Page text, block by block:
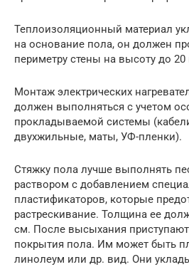
Теплоизоляционный материал
на основание пола, он должен
периметру стены на высоту до
Монтаж электрических
должен выполняться с учетом
прокладываемой системы
двухжильные, маты, УФ-пленки).
Стяжку пола лучше выполнять
раствором с добавлением
пластификаторов, которые
растрескивание. Толщина ее
см. После высыхания
покрытия пола. Им может быть
линолеум или др. вид. Они